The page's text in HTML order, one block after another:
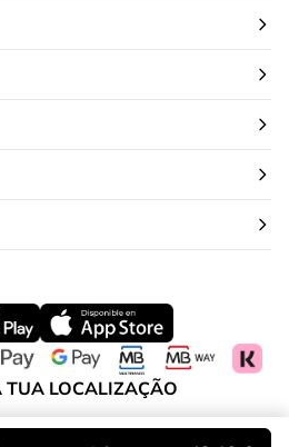
TUA LOCALIZAÇÃO